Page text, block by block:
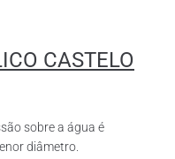
CASTELO
sobre a água é
diâmetro.